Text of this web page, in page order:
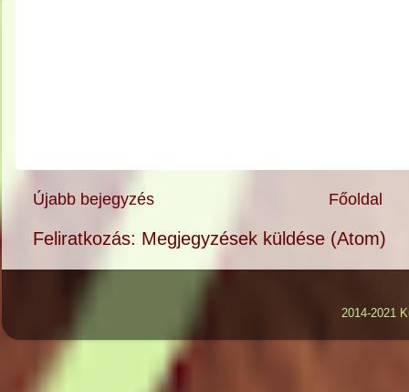
Újabb bejegyzés Főoldal
Feliratkozás: Megjegyzések küldése (Atom)
2014-2021